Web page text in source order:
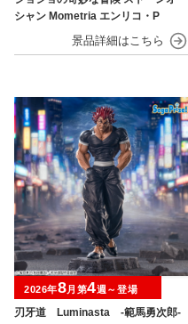
シャン Mometria エンリコ・P
刃牙道 Luminasta ‐範馬勇次郎‐
2026年8月第4週～登場